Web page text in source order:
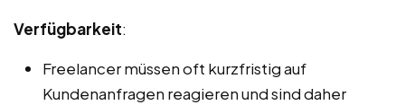
Verfügbarkeit:
Freelancer müssen oft kurzfristig auf
Kundenanfragen reagieren und sind daher